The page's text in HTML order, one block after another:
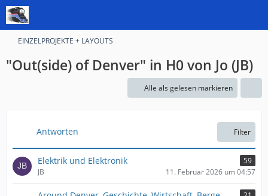
EINZELPROJEKTE + LAYOUTS
"Out(side) of Denver" in H0 von Jo (JB)
Alle als gelesen markieren
Antworten Filter
Elektrik und Elektronik
59
JB
11. Februar 2026 um 04:57